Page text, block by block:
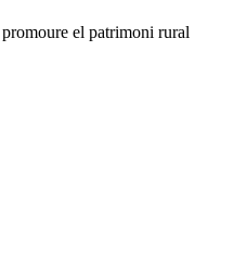
el patrimoni rural